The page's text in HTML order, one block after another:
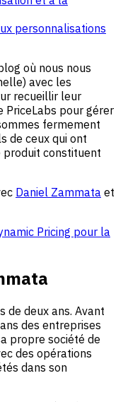
personnalisations
où nous nous
avec les
recueillir leur
PriceLabs pour gérer
fermement
de ceux qui ont
produit constituent
Daniel Zammata et
Pricing pour la
de deux ans. Avant
des entreprises
propre société de
des opérations
dans son